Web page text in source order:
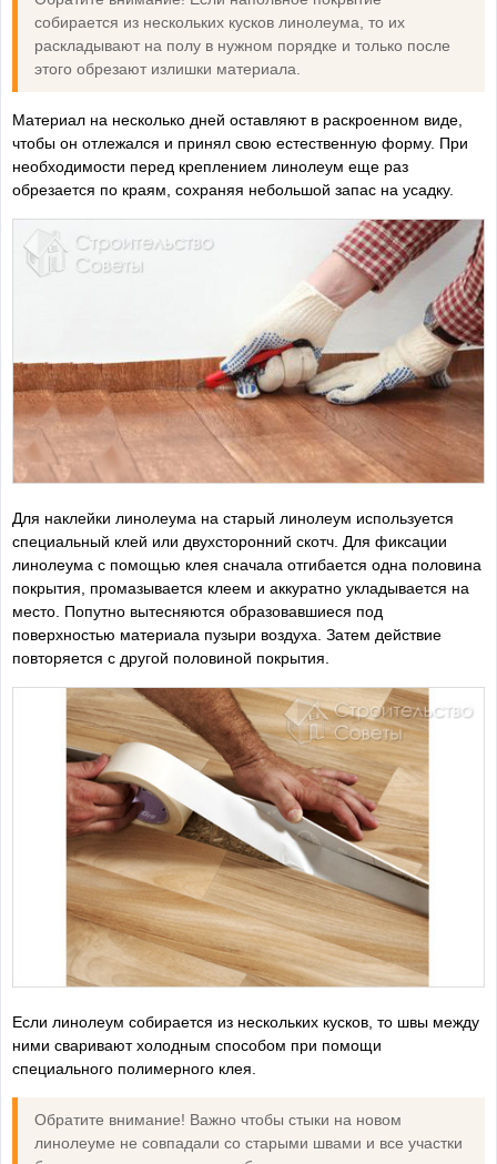
собирается из нескольких кусков линолеума, то их
раскладывают на полу в нужном порядке и только после
этого обрезают излишки материала.
Материал на несколько дней оставляют в раскроенном виде,
чтобы он отлежался и принял свою естественную форму. При
необходимости перед креплением линолеум еще раз
обрезается по краям, сохраняя небольшой запас на усадку.
Для наклейки линолеума на старый линолеум используется
специальный клей или двухсторонний скотч. Для фиксации
линолеума с помощью клея сначала отгибается одна половина
покрытия, промазывается клеем и аккуратно укладывается на
место. Попутно вытесняются образовавшиеся под
поверхностью материала пузыри воздуха. Затем действие
повторяется с другой половиной покрытия.
Если линолеум собирается из нескольких кусков, то швы между
ними сваривают холодным способом при помощи
специального полимерного клея.
Обратите внимание! Важно чтобы стыки на новом
линолеуме не совпадали со старыми швами и все участки